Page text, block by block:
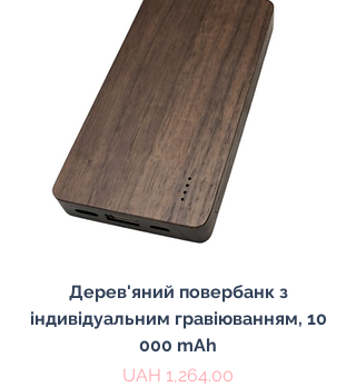
Дерев'яний повербанк з
індивідуальним гравіюванням, 10
000 mAh
Price
UAH 1,264.00